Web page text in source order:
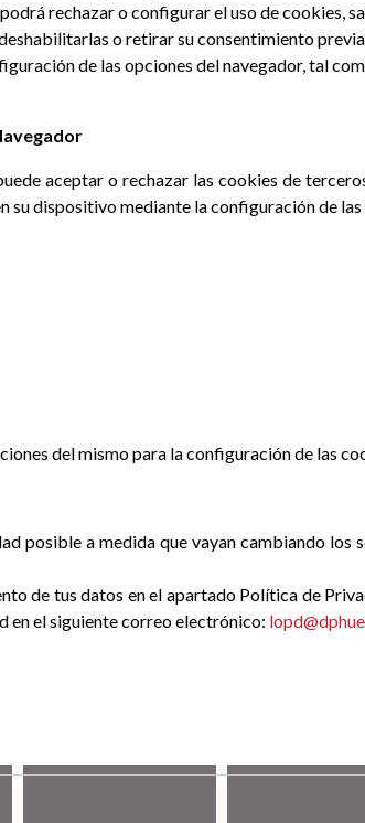
rechazar o configurar el uso de cookies,
o retirar su consentimiento
de las opciones del navegador, tal
aceptar o rechazar las cookies de
dispositivo mediante la configuración de
del mismo para la configuración de las
posible a medida que vayan cambiando
de tus datos en el apartado Política de
en el siguiente correo electrónico: